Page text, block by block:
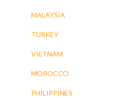
MALAYSIA
TURKEY
VIETNAM
MOROCCO
PHILIPPINES